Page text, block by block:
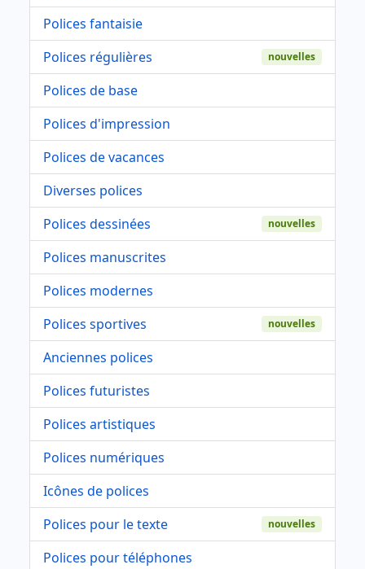
Polices fantaisie
Polices régulières
nouvelles
Polices de base
Polices d'impression
Polices de vacances
Diverses polices
Polices dessinées
nouvelles
Polices manuscrites
Polices modernes
Polices sportives
nouvelles
Anciennes polices
Polices futuristes
Polices artistiques
Polices numériques
Icônes de polices
Polices pour le texte
nouvelles
Polices pour téléphones